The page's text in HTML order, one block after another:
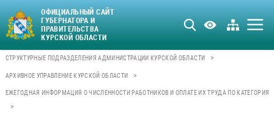
ОФИЦИАЛЬНЫЙ САЙТ
ГУБЕРНАТОРА И
ПРАВИТЕЛЬСТВА
КУРСКОЙ ОБЛАСТИ
СТРУКТУРНЫЕ ПОДРАЗДЕЛЕНИЯ АДМИНИСТРАЦИИ КУРСКОЙ ОБЛАСТИ >
АРХИВНОЕ УПРАВЛЕНИЕ КУРСКОЙ ОБЛАСТИ >
ЕЖЕГОДНАЯ ИНФОРМАЦИЯ О ЧИСЛЕННОСТИ РАБОТНИКОВ И ОПЛАТЕ ИХ ТРУДА ПО
>